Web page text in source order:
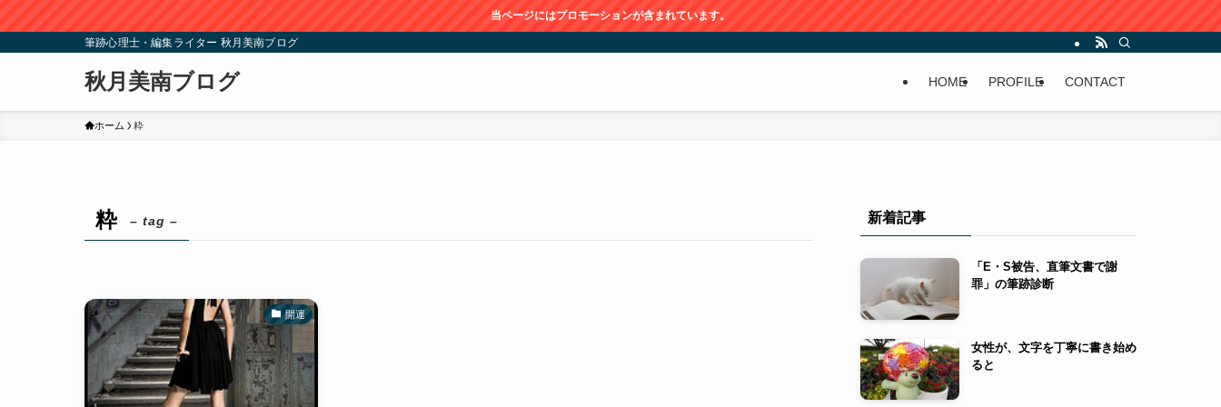
当ページにはプロモーションが含まれています。
筆跡心理士・編集ライター 秋月美南ブログ
秋月美南ブログ HOME PROFILE CONTACT
ホーム 粋
粋 – tag –
開運
新着記事
「E・S被告、直筆文書で謝
罪」の筆跡診断
女性が、文字を丁寧に書き始め
ると